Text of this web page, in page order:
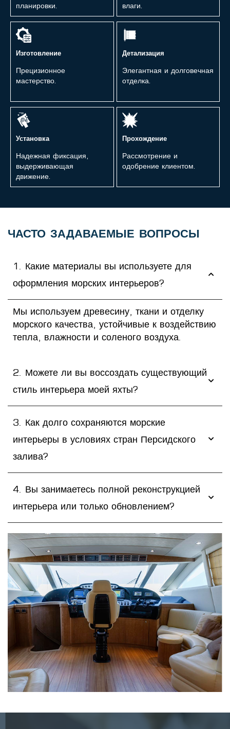
планировки. влаги.
Изготовление
Прецизионное
мастерство.
Детализация
Элегантная и долговечная
отделка.
Установка
Надежная фиксация,
выдерживающая
движение.
Прохождение
Рассмотрение и
одобрение клиентом.
ЧАСТО ЗАДАВАЕМЫЕ ВОПРОСЫ
1. Какие материалы вы используете для
оформления морских интерьеров?
Мы используем древесину, ткани и отделку
морского качества, устойчивые к воздействию
тепла, влажности и соленого воздуха.
2. Можете ли вы воссоздать существующий
стиль интерьера моей яхты?
3. Как долго сохраняются морские
интерьеры в условиях стран Персидского
залива?
4. Вы занимаетесь полной реконструкцией
интерьера или только обновлением?